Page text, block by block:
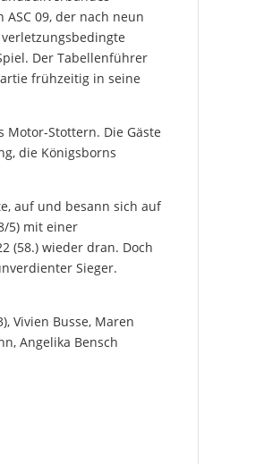
09, der nach neun
Der Tabellenführer
frühzeitig in seine
Stottern. Die Gäste
die Königsborns
auf und besann sich auf
5) mit einer
(58.) wieder dran. Doch
Sieger.
Vivien Busse, Maren
Angelika Bensch